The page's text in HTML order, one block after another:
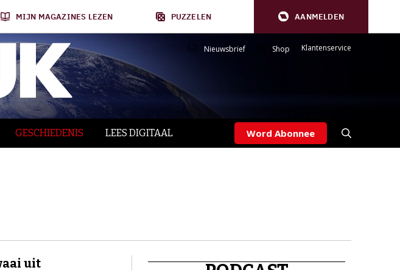
MIJN MAGAZINES LEZEN PUZZELEN AANMELDEN
Nieuwsbrief Shop Klantenservice
GESCHIEDENIS LEES DIGITAAL Word Abonnee
uit